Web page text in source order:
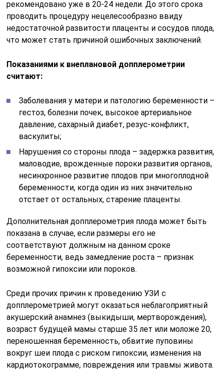
рекомендовано уже в 20-24 недели. До этого срока
проводить процедуру нецелесообразно ввиду
недостаточной развитости плаценты и сосудов плода,
что может стать причиной ошибочных заключений.
Показаниями к внеплановой допплерометрии
считают:
Заболевания у матери и патологию беременности –
гестоз, болезни почек, высокое артериальное
давление, сахарный диабет, резус-конфликт,
васкулиты;
Нарушения со стороны плода – задержка развития,
маловодие, врожденные пороки развития органов,
несинхронное развитие плодов при многоплодной
беременности, когда один из них значительно
отстает от остальных, старение плаценты.
Дополнительная допплерометрия плода может быть
показана в случае, если размеры его не
соответствуют должным на данном сроке
беременности, ведь замедление роста – признак
возможной гипоксии или пороков.
Среди прочих причин к проведению УЗИ с
допплерометрией могут оказаться неблагоприятный
акушерский анамнез (выкидыши, мертворождения),
возраст будущей мамы старше 35 лет или моложе 20,
переношенная беременность, обвитие пуповины
вокруг шеи плода с риском гипоксии, изменения на
кардиотокограмме, повреждения или травмы живота.